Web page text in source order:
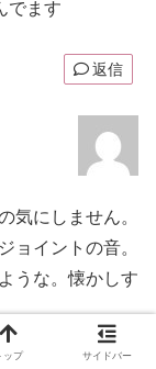
でます
返信
気にしません。
ョイントの音。
うな。懐かしす
っと残念です
ップ サイドバー